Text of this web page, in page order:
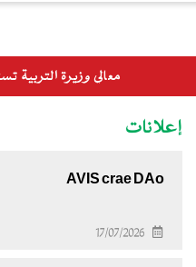
برنامج الأغذية العالمي
إعلانات
AVIS crae DAo
17/07/2026